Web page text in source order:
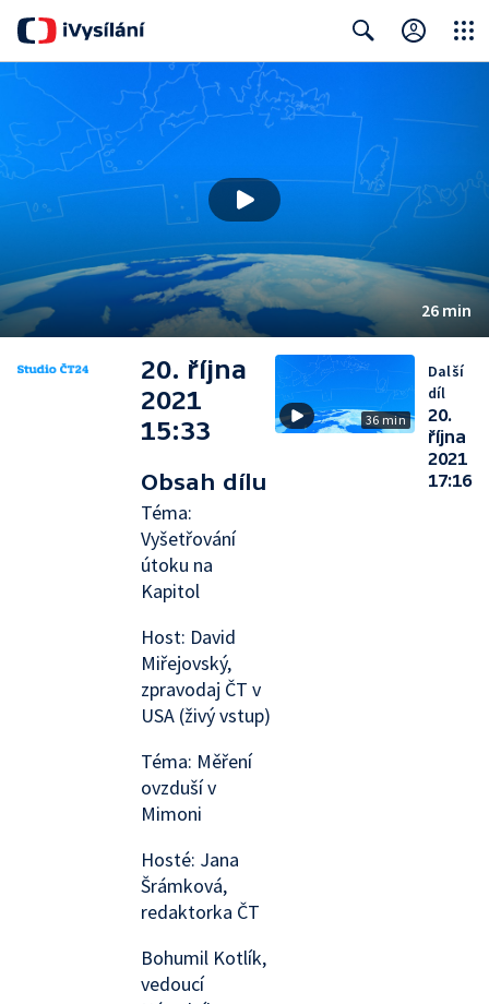
26 min
20. října
2021
15:33
Obsah dílu
Téma:
Vyšetřování
útoku na
Kapitol
Host: David
Miřejovský,
zpravodaj ČT v
USA (živý vstup)
Téma: Měření
ovzduší v
Mimoni
Hosté: Jana
Šrámková,
redaktorka ČT
Bohumil Kotlík,
vedoucí
36 min
Další
díl
20.
října
2021
17:16